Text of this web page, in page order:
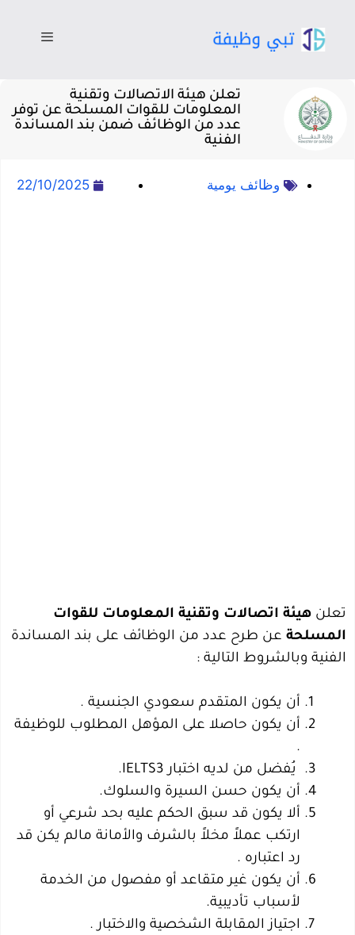
تعلن هيئة الاتصالات وتقنية
المعلومات للقوات المسلحة عن توفر
عدد من الوظائف ضمن بند المساندة
الفنية
وظائف يومية 22/10/2025
تعلن هيئة اتصالات وتقنية المعلومات للقوات
المسلحة عن طرح عدد من الوظائف على بند المساندة
الفنية وبالشروط التالية :
أن يكون المتقدم سعودي الجنسية .
أن يكون حاصلا على المؤهل المطلوب للوظيفة
.
يُفضل من لديه اختبار IELTS3.
أن يكون حسن السيرة والسلوك.
ألا يكون قد سبق الحكم عليه بحد شرعي أو
ارتكب عملاً مخلاً بالشرف والأمانة مالم يكن قد
رد اعتباره .
أن يكون غير متقاعد أو مفصول من الخدمة
لأسباب تأديبية.
اجتياز المقابلة الشخصية والاختبار .